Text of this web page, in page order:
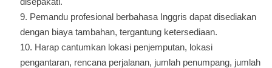
Pemandu profesional berbahasa Inggris dapat disediakan
dengan biaya tambahan, tergantung ketersediaan.
Harap cantumkan lokasi penjemputan, lokasi
pengantaran, rencana perjalanan, jumlah penumpang, jumlah